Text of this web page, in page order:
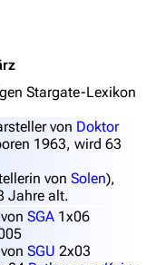
Stargate-Lexikon
von Doktor
1963, wird 63
von Solen),
Jahre alt.
SGA 1x06
SGU 2x03